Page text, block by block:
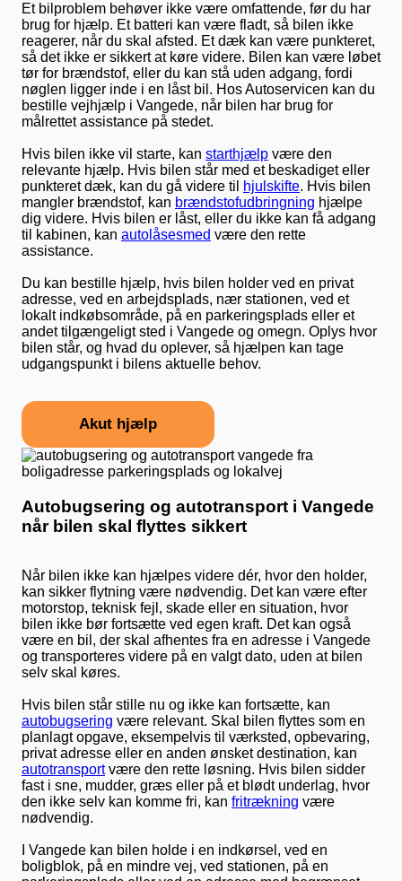
Et bilproblem behøver ikke være omfattende, før du har
brug for hjælp. Et batteri kan være fladt, så bilen ikke
reagerer, når du skal afsted. Et dæk kan være punkteret,
så det ikke er sikkert at køre videre. Bilen kan være løbet
tør for brændstof, eller du kan stå uden adgang, fordi
nøglen ligger inde i en låst bil. Hos Autoservicen kan du
bestille vejhjælp i Vangede, når bilen har brug for
målrettet assistance på stedet.
Hvis bilen ikke vil starte, kan starthjælp være den
relevante hjælp. Hvis bilen står med et beskadiget eller
punkteret dæk, kan du gå videre til
hjulskifte. Hvis bilen
mangler brændstof, kan brændstofudbringning hjælpe
dig videre. Hvis bilen er låst, eller du ikke kan få adgang
til kabinen, kan autolåsesmed være den rette
assistance.
Du kan bestille hjælp, hvis bilen holder ved en privat
adresse, ved en arbejdsplads, nær stationen, ved et
lokalt indkøbsområde, på en parkeringsplads eller et
andet tilgængeligt sted i Vangede og omegn. Oplys hvor
bilen står, og hvad du oplever, så hjælpen kan tage
udgangspunkt i bilens aktuelle behov.
Akut hjælp
Autobugsering og autotransport i Vangede
når bilen skal flyttes sikkert
Når bilen ikke kan hjælpes videre dér, hvor den holder,
kan sikker flytning være nødvendig. Det kan være efter
motorstop, teknisk fejl, skade eller en situation, hvor
bilen ikke bør fortsætte ved egen kraft. Det kan også
være en bil, der skal afhentes fra en adresse i Vangede
og transporteres videre på en valgt dato, uden at bilen
selv skal køres.
Hvis bilen står stille nu og ikke kan fortsætte, kan
autobugsering være relevant. Skal bilen flyttes som en
planlagt opgave, eksempelvis til værksted, opbevaring,
privat adresse eller en anden ønsket destination, kan
autotransportvære den rette løsning. Hvis bilen sidder
fast i sne, mudder, græs eller på et blødt underlag, hvor
den ikke selv kan komme fri, kan fritrækning være
nødvendig.
I Vangede kan bilen holde i en indkørsel, ved en
boligblok, på en mindre vej, ved stationen, på en